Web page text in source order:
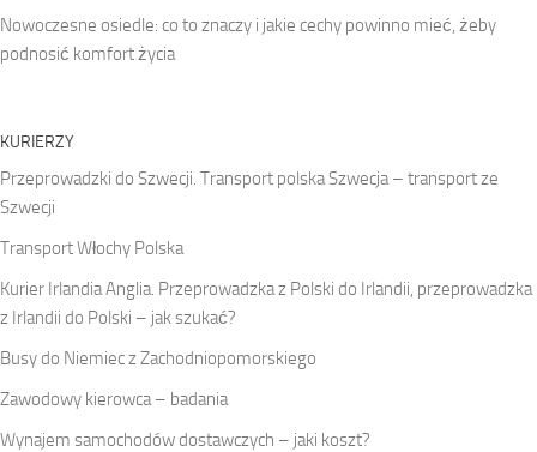
Nowoczesne osiedle: co to znaczy i jakie cechy powinno mieć, żeby
podnosić komfort życia
KURIERZY
Przeprowadzki do Szwecji. Transport polska Szwecja – transport ze
Szwecji
Transport Włochy Polska
Kurier Irlandia Anglia. Przeprowadzka z Polski do Irlandii, przeprowadzka
z Irlandii do Polski – jak szukać?
Busy do Niemiec z Zachodniopomorskiego
Zawodowy kierowca – badania
Wynajem samochodów dostawczych – jaki koszt?